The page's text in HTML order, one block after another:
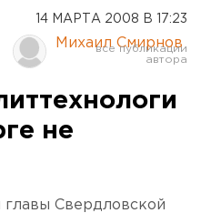
14 МАРТА 2008 В 17:23
Михаил Смирнов
не
главы Свердловской